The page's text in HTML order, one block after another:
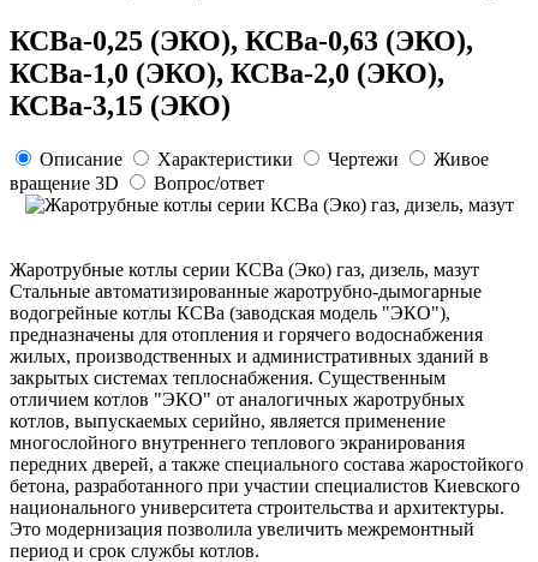
КСВа-0,25 (ЭКО), КСВа-0,63 (ЭКО),
КСВа-1,0 (ЭКО), КСВа-2,0 (ЭКО),
КСВа-3,15 (ЭКО)
Описание Характеристики Чертежи
Живое
вращение 3D
Вопрос/ответ
Жаротрубные котлы серии КСВа (Эко) газ, дизель, мазут
Стальные автоматизированные жаротрубно-дымогарные
водогрейные котлы КСВа (заводская модель "ЭКО"),
предназначены для отопления и горячего водоснабжения
жилых, производственных и административных зданий в
закрытых системах теплоснабжения. Существенным
отличием котлов "ЭКО" от аналогичных жаротрубных
котлов, выпускаемых серийно, является применение
многослойного внутреннего теплового экранирования
передних дверей, а также специального состава жаростойкого
бетона, разработанного при участии специалистов Киевского
национального университета строительства и архитектуры.
Это модернизация позволила увеличить межремонтный
период и срок службы котлов.